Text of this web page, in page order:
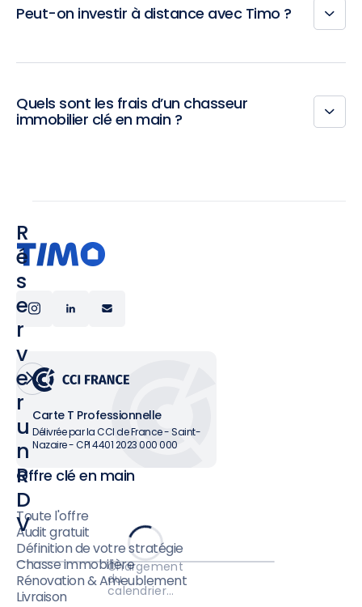
Peut-on investir à distance avec Timo ?
Quels sont les frais d’un chasseur
immobilier clé en main ?
R
é
s
e
r
v
e
r
u
n
R
D
V
Chargement
du
calendrier…
Carte T Professionnelle
Délivrée par la CCI de France - Saint-
Nazaire - CPI 4401 2023 000 000
Offre clé en main
Toute l'offre
Audit gratuit
Définition de votre stratégie
Chasse immobilière
Rénovation & Ameublement
Livraison